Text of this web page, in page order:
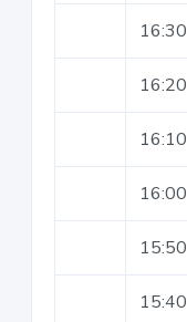
16:30
16:20
16:10
16:00
15:50
15:40